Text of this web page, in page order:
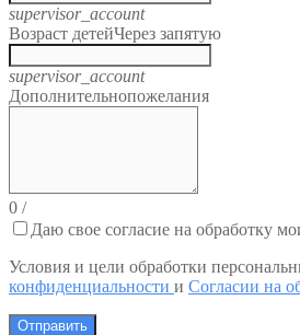
supervisor_account
Возраст детейЧерез запятую
supervisor_account
Дополнительнопожелания
0 /
Даю свое согласие на обработку
Условия и цели обработки
конфиденциальности и Согласии на
Отправить